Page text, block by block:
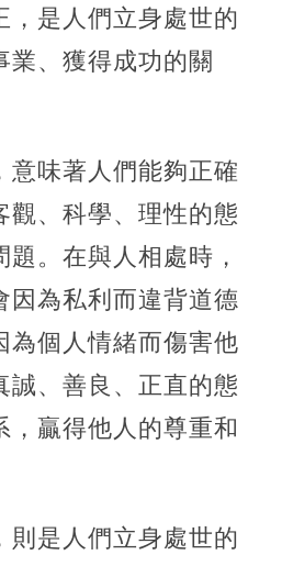
，是人們立身處世的
業、獲得成功的關
意味著人們能夠正確
觀、科學、理性的態
。在與人相處時，
因為私利而違背道德
為個人情緒而傷害他
誠、善良、正直的態
，贏得他人的尊重和
則是人們立身處世的